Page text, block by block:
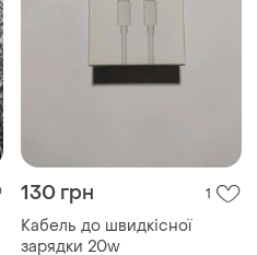
130 грн 1
Кабель до швидкісної
зарядки 20w